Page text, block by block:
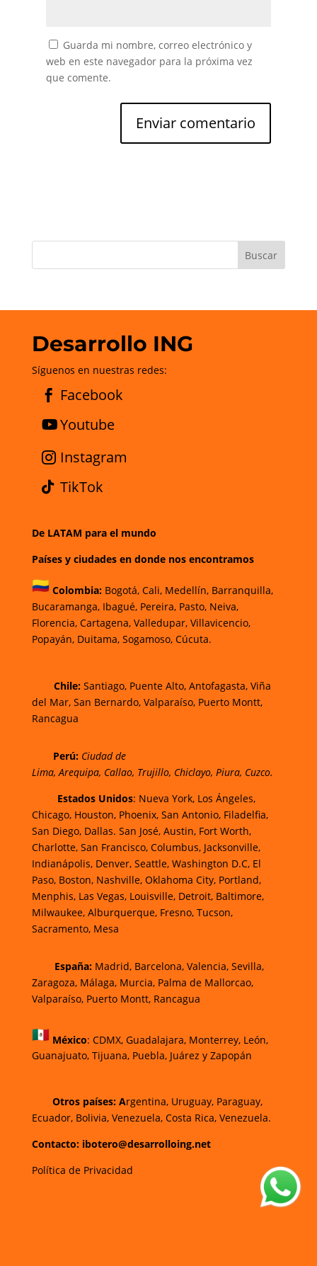
Guarda mi nombre, correo electrónico y
web en este navegador para la próxima vez
que comente.
Desarrollo ING
Síguenos en nuestras redes:
Facebook
Youtube
Instagram
TikTok
De LATAM para el mundo
Países y ciudades en donde nos encontramos
Colombia: Bogotá,Cali, Medellín, Barranquilla,
Bucaramanga,Ibagué,Pereira,Pasto, Neiva,
Florencia, Cartagena, Valledupar, Villavicencio,
Popayán, Duitama, Sogamoso, Cúcuta.
Chile:Santiago, Puente Alto, Antofagasta, Viña
del Mar, San Bernardo, Valparaíso, Puerto Montt,
Rancagua
Perú: Ciudad de
Lima, Arequipa, Callao, Trujillo, Chiclayo, Piura, Cuzco.
Estados Unidos: Nueva York, Los Ángeles,
Chicago, Houston, Phoenix, San Antonio, Filadelfia,
San Diego, Dallas. San José, Austin, Fort Worth,
Charlotte, San Francisco, Columbus, Jacksonville,
Indianápolis, Denver, Seattle, Washington D.C, El
Paso, Boston, Nashville, Oklahoma City, Portland,
Menphis, Las Vegas, Louisville, Detroit, Baltimore,
Milwaukee, Alburquerque, Fresno, Tucson,
Sacramento, Mesa
España: Madrid, Barcelona, Valencia, Sevilla,
Zaragoza, Málaga, Murcia, Palma de Mallorcao,
Valparaíso, Puerto Montt, Rancagua
México: CDMX, Guadalajara, Monterrey, León,
Guanajuato, Tijuana, Puebla, Juárez y Zapopán
Otros países: Argentina, Uruguay, Paraguay,
Ecuador, Bolivia, Venezuela, Costa Rica, Venezuela.
Contacto: ibotero@desarrolloing.net
Política de Privacidad
w